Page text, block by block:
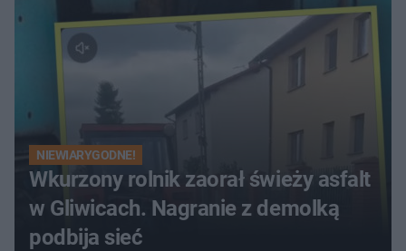
NIEWIARYGODNE!
Wkurzony rolnik zaorał świeży asfalt
w Gliwicach. Nagranie z demolką
podbija sieć